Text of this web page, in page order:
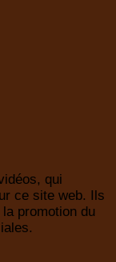
qui
ce site web. Ils
promotion du